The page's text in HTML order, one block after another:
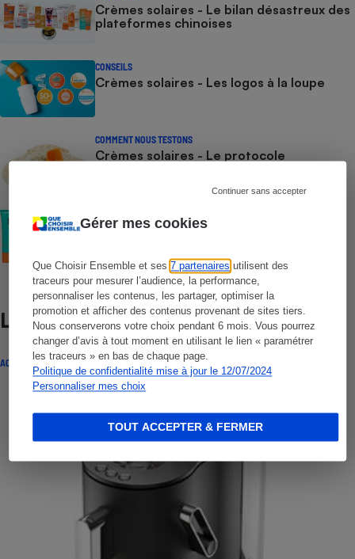
Gérer mes cookies
Que Choisir Ensemble et ses7 partenaires utilisent des
traceurs pour mesurer l’audience, la performance,
personnaliser les contenus, les partager, optimiser la
promotion et afficher des contenus provenant de sites tiers.
Nous conserverons votre choix pendant 6 mois. Vous pourrez
changer d’avis à tout moment en utilisant le lien « paramétrer
les traceurs » en bas de chaque page.
Politique de confidentialité mise à jour le 12/07/2024
Personnaliser mes choix
Continuer sans accepter
TOUT ACCEPTER & FERMER
Crèmes solaires - Le bilan désastreux des
plateformes chinoises
CONSEILS
Crèmes solaires - Les logos à la loupe
COMMENT NOUS TESTONS
Crèmes solaires - Le protocole
Crèmes solaires visage - Le protocole
Lire aussi
ACTUALITÉ